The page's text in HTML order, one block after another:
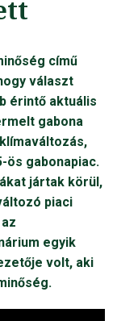
című
választ
érintő aktuális
gabona
ös gabonapiac.
jártak körül,
piaci
egyik
volt, aki